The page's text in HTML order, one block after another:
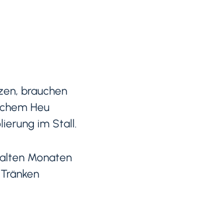
brauchen
Heu
im Stall.
Monaten